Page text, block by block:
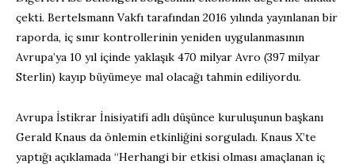
çekti. Bertelsmann Vakfı tarafından 2016 yılında yayınlanan bir
raporda, iç sınır kontrollerinin yeniden uygulanmasının
Avrupa’ya 10 yıl içinde yaklaşık 470 milyar Avro (397 milyar
Sterlin) kayıp büyümeye mal olacağı tahmin ediliyordu.
Avrupa İstikrar İnisiyatifi adlı düşünce kuruluşunun başkanı
Gerald Knaus da önlemin etkinliğini sorguladı. Knaus X’te
yaptığı açıklamada “Herhangi bir etkisi olması amaçlanan iç